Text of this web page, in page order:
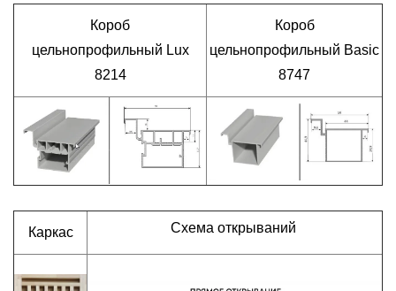
Короб
цельнопрофильный Lux
8214
Короб
цельнопрофильный Basic
8747
Каркас Схема открываний